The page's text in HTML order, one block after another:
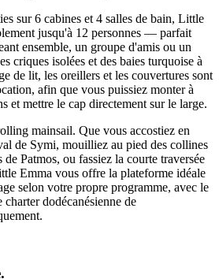
sur 6 cabines et 4 salles de bain, Little
jusqu'à 12 personnes — parfait
ensemble, un groupe d'amis ou un
criques isolées et des baies turquoise à
de lit, les oreillers et les couvertures sont
afin que vous puissiez monter à
et mettre le cap directement sur le large.
mainsail. Que vous accostiez en
de Symi, mouilliez au pied des collines
de Patmos, ou fassiez la courte traversée
Emma vous offre la plateforme idéale
selon votre propre programme, avec le
dodécanésienne de